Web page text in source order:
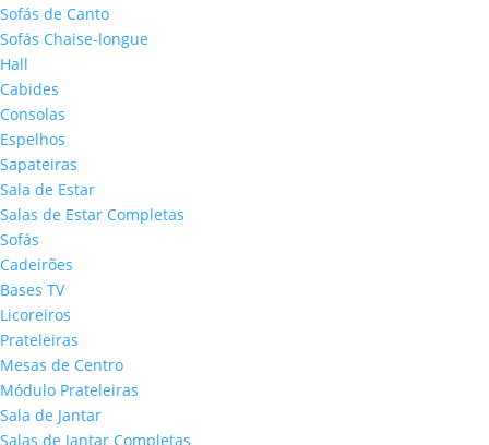
Sofás de Canto
Sofás Chaise-longue
Hall
Cabides
Consolas
Espelhos
Sapateiras
Sala de Estar
Salas de Estar Completas
Sofás
Cadeirões
Bases TV
Licoreiros
Prateleiras
Mesas de Centro
Módulo Prateleiras
Sala de Jantar
Salas de Jantar Completas